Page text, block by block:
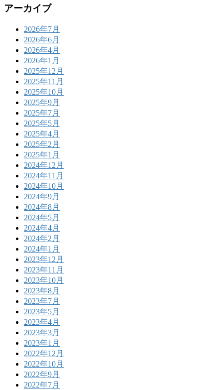
アーカイブ
2026年7月
2026年6月
2026年4月
2026年1月
2025年12月
2025年11月
2025年10月
2025年9月
2025年7月
2025年5月
2025年4月
2025年2月
2025年1月
2024年12月
2024年11月
2024年10月
2024年9月
2024年8月
2024年5月
2024年4月
2024年2月
2024年1月
2023年12月
2023年11月
2023年10月
2023年8月
2023年7月
2023年5月
2023年4月
2023年3月
2023年1月
2022年12月
2022年10月
2022年9月
2022年7月